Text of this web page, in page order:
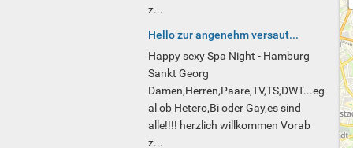
z...
Hello zur angenehm versaut...
Happy sexy Spa Night - Hamburg
Sankt Georg
Damen,Herren,Paare,TV,TS,DWT...eg
al ob Hetero,Bi oder Gay,es sind
alle!!!! herzlich willkommen Vorab
z...